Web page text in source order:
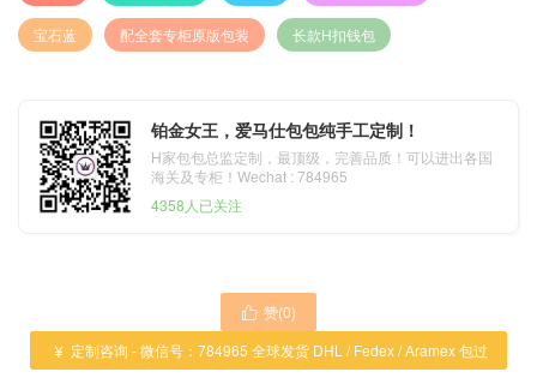
宝石蓝 配全套专柜原版包装 长款H扣钱包
铂金女王，爱马仕包包纯手工定制！
H家包包总监定制，最顶级，完善品质！可以进出各国
海关及专柜！Wechat : 784965
4358人已关注
 赞(0)
 定制咨询 - 微信号：784965 全球发货 DHL / Fedex / Aramex 包过